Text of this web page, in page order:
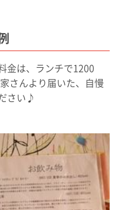
金は、ランチで1200
さんより届いた、自慢
さい♪